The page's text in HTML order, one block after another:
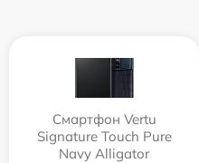
Смартфон Vertu
Signature Touch Pure
Navy Alligator